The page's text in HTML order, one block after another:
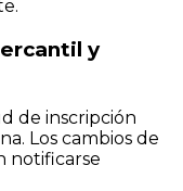
y
de inscripción
Los cambios de
notificarse